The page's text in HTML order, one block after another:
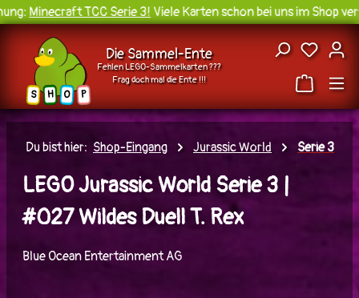
Zum Hauptinhalt springen
Minecraft TCC Serie 3!Viele Karten schon bei uns im Shop
S H O P
Die Sammel-Ente
Fehlen LEGO-Sammelkarten ???
Frag doch mal die Ente !!!
Du
Du bist hier: Shop-Eingang Jurassic World Serie 3
LEGO Jurassic World Serie 3 |
#027 Wildes Duell T. Rex
Blue Ocean Entertainment AG